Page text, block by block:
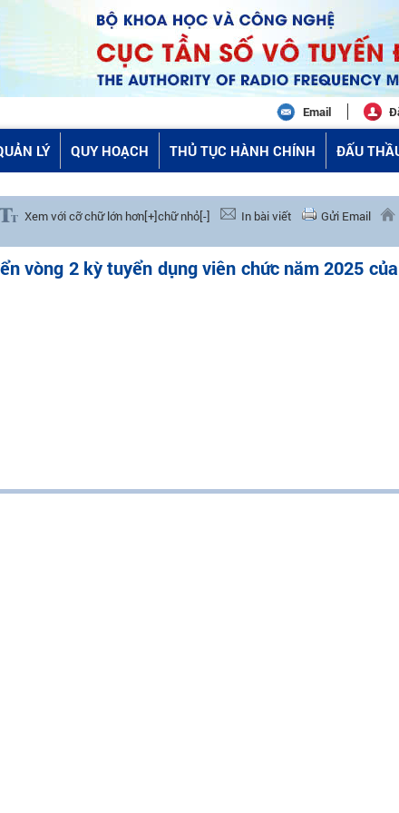
Email
LÝ QUY HOẠCH THỦ TỤC HÀNH CHÍNH ĐẤU
Xem với cỡ chữ lớn hơn[+]chữ nhỏ[-] In bài viết Gửi Email
vòng 2 kỳ tuyển dụng viên chức năm 2025